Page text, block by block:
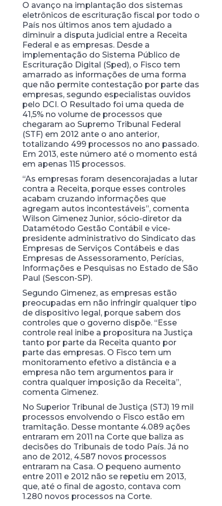
O avanço na implantação dos sistemas
eletrônicos de escrituração fiscal por todo o
País nos últimos anos tem ajudado a
diminuir a disputa judicial entre a Receita
Federal e as empresas. Desde a
implementação do Sistema Público de
Escrituração Digital (Sped), o Fisco tem
amarrado as informações de uma forma
que não permite contestação por parte das
empresas, segundo especialistas ouvidos
pelo DCI. O Resultado foi uma queda de
41,5% no volume de processos que
chegaram ao Supremo Tribunal Federal
(STF) em 2012 ante o ano anterior,
totalizando 499 processos no ano passado.
Em 2013, este número até o momento está
em apenas 115 processos.
“As empresas foram desencorajadas a lutar
contra a Receita, porque esses controles
acabam cruzando informações que
agregam autos incontestáveis”, comenta
Wilson Gimenez Junior, sócio-diretor da
Datamétodo Gestão Contábil e vice-
presidente administrativo do Sindicato das
Empresas de Serviços Contábeis e das
Empresas de Assessoramento, Perícias,
Informações e Pesquisas no Estado de São
Paul (Sescon-SP).
Segundo Gimenez, as empresas estão
preocupadas em não infringir qualquer tipo
de dispositivo legal, porque sabem dos
controles que o governo dispõe. “Esse
controle real inibe a propositura na Justiça
tanto por parte da Receita quanto por
parte das empresas. O Fisco tem um
monitoramento efetivo a distância e a
empresa não tem argumentos para ir
contra qualquer imposição da Receita”,
comenta Gimenez.
No Superior Tribunal de Justiça (STJ) 19 mil
processos envolvendo o Fisco estão em
tramitação. Desse montante 4.089 ações
entraram em 2011 na Corte que baliza as
decisões do Tribunais de todo País. Já no
ano de 2012, 4.587 novos processos
entraram na Casa. O pequeno aumento
entre 2011 e 2012 não se repetiu em 2013,
que, até o final de agosto, contava com
1.280 novos processos na Corte.